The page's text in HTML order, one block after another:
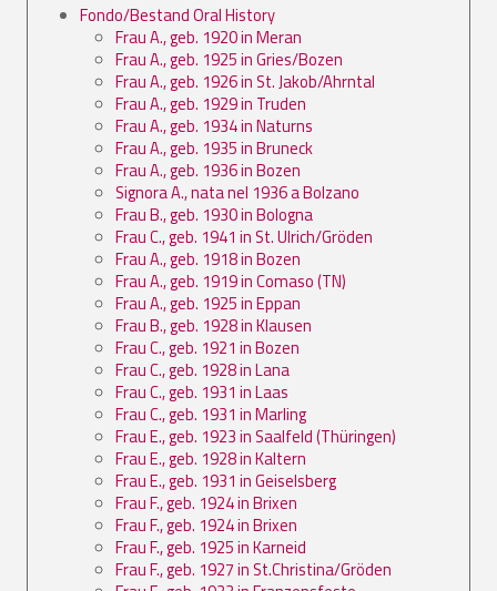
Fondo/Bestand Oral History
Frau A., geb. 1920 in Meran
Frau A., geb. 1925 in Gries/Bozen
Frau A., geb. 1926 in St. Jakob/Ahrntal
Frau A., geb. 1929 in Truden
Frau A., geb. 1934 in Naturns
Frau A., geb. 1935 in Bruneck
Frau A., geb. 1936 in Bozen
Signora A., nata nel 1936 a Bolzano
Frau B., geb. 1930 in Bologna
Frau C., geb. 1941 in St. Ulrich/Gröden
Frau A., geb. 1918 in Bozen
Frau A., geb. 1919 in Comaso (TN)
Frau A., geb. 1925 in Eppan
Frau B., geb. 1928 in Klausen
Frau C., geb. 1921 in Bozen
Frau C., geb. 1928 in Lana
Frau C., geb. 1931 in Laas
Frau C., geb. 1931 in Marling
Frau E., geb. 1923 in Saalfeld (Thüringen)
Frau E., geb. 1928 in Kaltern
Frau E., geb. 1931 in Geiselsberg
Frau F., geb. 1924 in Brixen
Frau F., geb. 1924 in Brixen
Frau F., geb. 1925 in Karneid
Frau F., geb. 1927 in St.Christina/Gröden